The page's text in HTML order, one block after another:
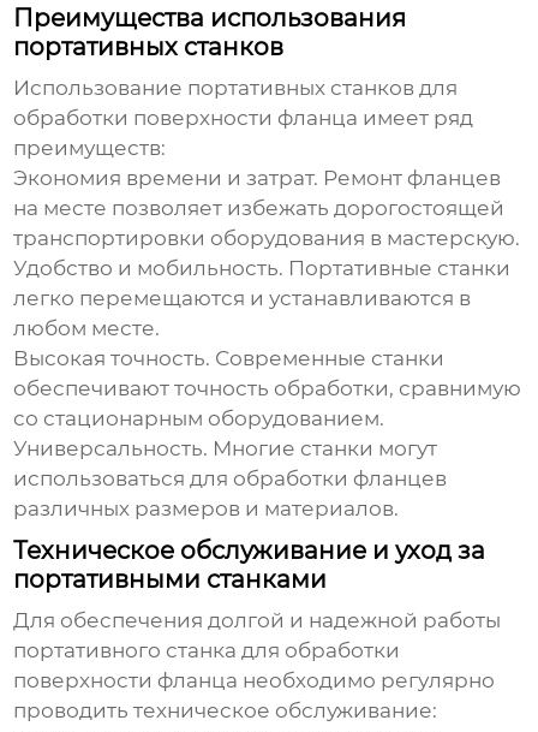
Преимущества использования
портативных станков
Использование портативных станков для
обработки поверхности фланца имеет ряд
преимуществ:
Экономия времени и затрат. Ремонт фланцев
на месте позволяет избежать дорогостоящей
транспортировки оборудования в мастерскую.
Удобство и мобильность. Портативные станки
легко перемещаются и устанавливаются в
любом месте.
Высокая точность. Современные станки
обеспечивают точность обработки, сравнимую
со стационарным оборудованием.
Универсальность. Многие станки могут
использоваться для обработки фланцев
различных размеров и материалов.
Техническое обслуживание и уход за
портативными станками
Для обеспечения долгой и надежной работы
портативного станка для обработки
поверхности фланца необходимо регулярно
проводить техническое обслуживание: